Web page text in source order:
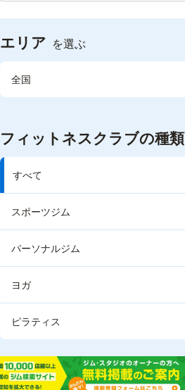
エリア を選ぶ
全国
フィットネスクラブの種類
すべて
スポーツジム
パーソナルジム
ヨガ
ピラティス